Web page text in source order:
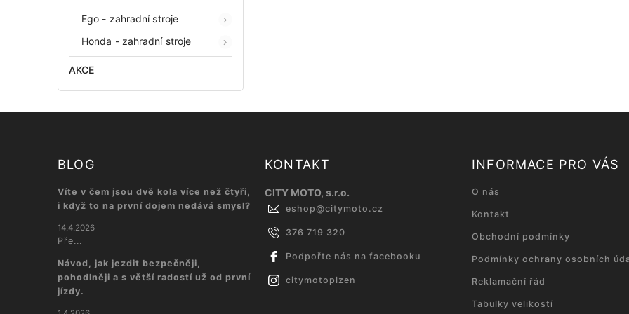
Ego - zahradní stroje
Honda - zahradní stroje
AKCE
BLOG
Víte v čem jsou dvě kola více než čtyři,
i když to na první dojem nedává smysl?
14.4.2026
Pře...
Návod, jak jezdit bezpečněji,
pohodlněji a s větší radostí už od první
jízdy.
KONTAKT
CITY MOTO, s.r.o.
eshop@citymoto.cz
376 719 320
Podpořte nás na facebooku
citymotoplzen
INFORMACE PRO VÁS
O nás
Kontakt
Obchodní podmínky
Podmínky ochrany osobních
Reklamační řád
Tabulky velikostí